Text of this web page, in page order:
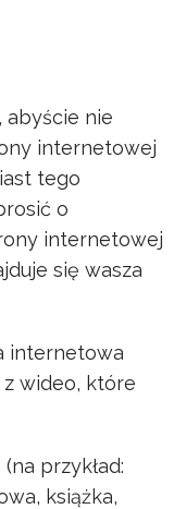
abyście nie
internetowej
tego
o
internetowej
się wasza
internetowa
wideo, które
przykład:
książka,